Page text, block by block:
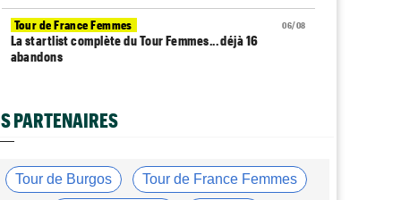
06/08
Tour de France Femmes
La startlist complète du Tour Femmes... déjà 16
abandons
profil…
La surprise Francisco Campos remporte la 1ère étape
PARTENAIRES
Tour de Burgos Tour de France Femmes